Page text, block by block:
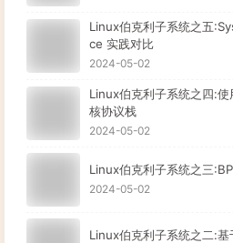
Linux伯克利子系统之五
ce 实践对比
2024-05-02
Linux伯克利子系统之四:
核协议栈
2024-05-02
Linux伯克利子系统之三
2024-05-02
Linux伯克利子系统之二: